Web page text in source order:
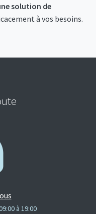
solution de
à vos besoins.
à 19:00